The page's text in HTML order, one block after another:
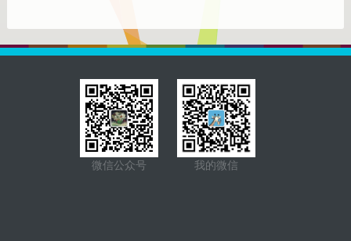
统。
——这就是“房地产尿壶”的
真正用法。
微信公众号 我的微信